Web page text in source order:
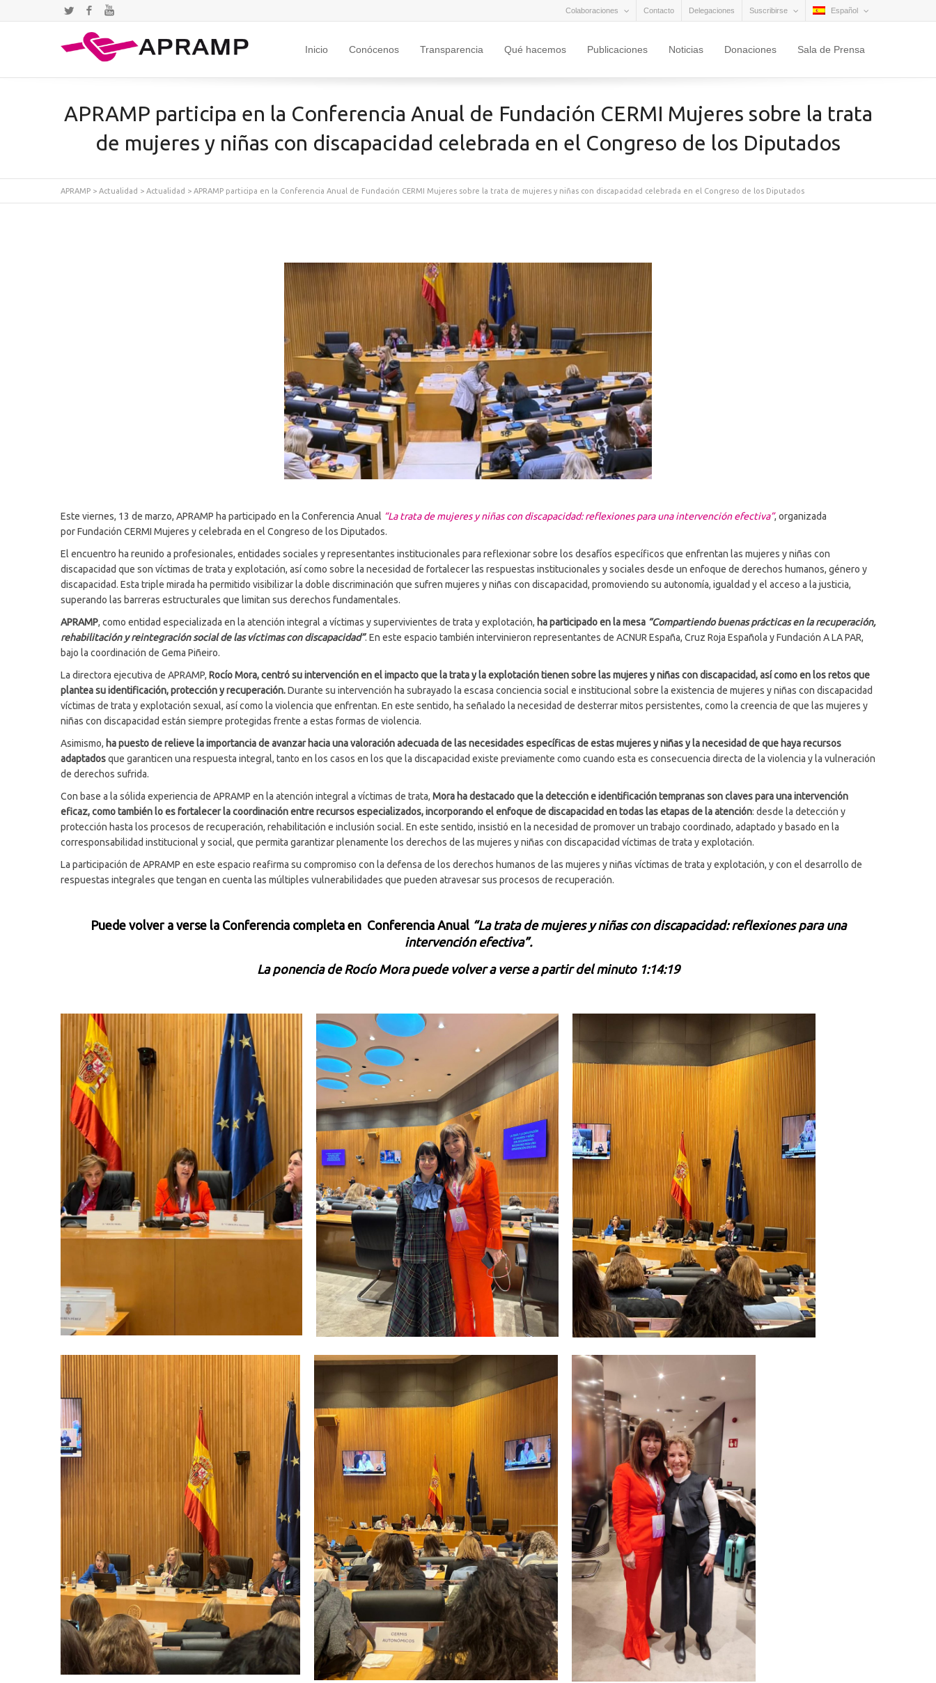
Suscribirse Español
Colaboraciones Contacto Delegaciones
TwitterFacebook
Inicio Conócenos Transparencia Qué hacemos Publicaciones Noticias Donaciones Sala de Prensa
APRAMP participa en la Conferencia Anual de Fundación CERMI Mujeres sobre la trata
de mujeres y niñas con discapacidad celebrada en el Congreso de los Diputados
APRAMP > Actualidad > Actualidad > APRAMP participa en la Conferencia Anual de Fundación CERMI Mujeres sobre la trata de mujeres y niñas con discapacidad celebrada en el Congreso de los Diputados
Este viernes, 13 de marzo, APRAMP ha participado en la Conferencia Anual “La trata de mujeres y niñas con discapacidad: reflexiones para una intervención efectiva”, organizada
por Fundación CERMI Mujeres y celebrada en el Congreso de los Diputados.
El encuentro ha reunido a profesionales, entidades sociales y representantes institucionales para reflexionar sobre los desafíos específicos que enfrentan las mujeres y niñas con
discapacidad que son víctimas de trata y explotación, así como sobre la necesidad de fortalecer las respuestas institucionales y sociales desde un enfoque de derechos humanos, género y
discapacidad. Esta triple mirada ha permitido visibilizar la doble discriminación que sufren mujeres y niñas con discapacidad, promoviendo su autonomía, igualdad y el acceso a la justicia,
superando las barreras estructurales que limitan sus derechos fundamentales.
APRAMP, como entidad especializada en la atención integral a víctimas y supervivientes de trata y explotación, ha participado en la mesa “Compartiendo buenas prácticas en la recuperación,
rehabilitación y reintegración social de las víctimas con discapacidad”. En este espacio también intervinieron representantes de ACNUR España, Cruz Roja Española y Fundación A LA PAR,
bajo la coordinación de Gema Piñeiro.
La directora ejecutiva de APRAMP, Rocío Mora, centró su intervención en el impacto que la trata y la explotación tienen sobre las mujeres y niñas con discapacidad, así como en los retos que
plantea su identificación, protección y recuperación.Durante su intervención ha subrayado la escasa conciencia social e institucional sobre la existencia de mujeres y niñas con discapacidad
víctimas de trata y explotación sexual, así como la violencia que enfrentan. En este sentido, ha señalado la necesidad de desterrar mitos persistentes, como la creencia de que las mujeres y
niñas con discapacidad están siempre protegidas frente a estas formas de violencia.
Asimismo, ha puesto de relieve la importancia de avanzar hacia una valoración adecuada de las necesidades específicas de estas mujeres y niñas y la necesidad de que haya recursos
adaptadosque garanticen una respuesta integral, tanto en los casos en los que la discapacidad existe previamente como cuando esta es consecuencia directa de la violencia y la vulneración
de derechos sufrida.
Con base a la sólida experiencia de APRAMP en la atención integral a víctimas de trata, Mora ha destacado que la detección e identificación tempranas son claves para una intervención
eficaz, como también lo es fortalecer la coordinación entre recursos especializados, incorporando el enfoque de discapacidad en todas las etapas de la atención: desde la detección y
protección hasta los procesos de recuperación, rehabilitación e inclusión social. En este sentido, insistió en la necesidad de promover un trabajo coordinado, adaptado y basado en la
corresponsabilidad institucional y social, que permita garantizar plenamente los derechos de las mujeres y niñas con discapacidad víctimas de trata y explotación.
La participación de APRAMP en este espacio reafirma su compromiso con la defensa de los derechos humanos de las mujeres y niñas víctimas de trata y explotación, y con el desarrollo de
respuestas integrales que tengan en cuenta las múltiples vulnerabilidades que pueden atravesar sus procesos de recuperación.
Puede volver a verse la Conferencia completa en Conferencia Anual “La trata de mujeres y niñas con discapacidad: reflexiones para una
intervención efectiva”.
La ponencia de Rocío Mora puede volver a verse a partir del minuto 1:14:19